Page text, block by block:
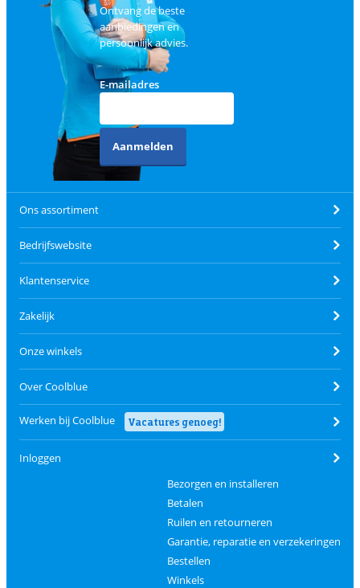
Ontvang de beste
aanbiedingen en
persoonlijk advies.
E-mailadres
Aanmelden
Ons assortiment
Bedrijfswebsite
Klantenservice
Zakelijk
Onze winkels
Over Coolblue
Werken bij Coolblue Vacatures genoeg!
Inloggen
Bezorgen en installeren
Betalen
Ruilen en retourneren
Garantie, reparatie en verzekeringen
Bestellen
Winkels